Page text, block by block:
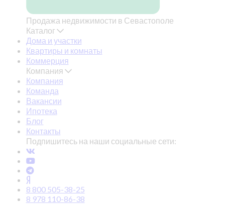
Продажа недвижимости в Севастополе
Каталог
Дома и участки
Квартиры и комнаты
Коммерция
Компания
Компания
Команда
Вакансии
Ипотека
Блог
Контакты
Подпишитесь на наши социальные сети:
8 800 505-38-25
8 978 110-86-38